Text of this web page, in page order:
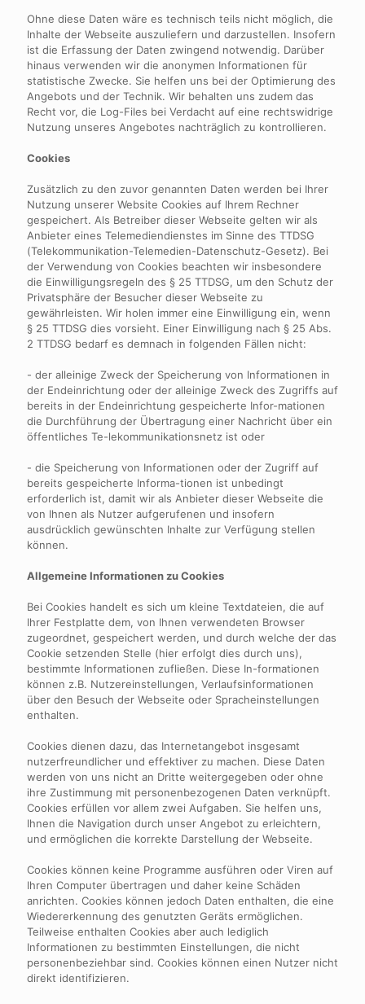
Ohne diese Daten wäre es technisch teils nicht möglich, die
Inhalte der Webseite auszuliefern und darzustellen. Insofern
ist die Erfassung der Daten zwingend notwendig. Darüber
hinaus verwenden wir die anonymen Informationen für
statistische Zwecke. Sie helfen uns bei der Optimierung des
Angebots und der Technik. Wir behalten uns zudem das
Recht vor, die Log-Files bei Verdacht auf eine rechtswidrige
Nutzung unseres Angebotes nachträglich zu kontrollieren.
Cookies
Zusätzlich zu den zuvor genannten Daten werden bei Ihrer
Nutzung unserer Website Cookies auf Ihrem Rechner
gespeichert. Als Betreiber dieser Webseite gelten wir als
Anbieter eines Telemediendienstes im Sinne des TTDSG
(Telekommunikation-Telemedien-Datenschutz-Gesetz). Bei
der Verwendung von Cookies beachten wir insbesondere
die Einwilligungsregeln des § 25 TTDSG, um den Schutz der
Privatsphäre der Besucher dieser Webseite zu
gewährleisten. Wir holen immer eine Einwilligung ein, wenn
§ 25 TTDSG dies vorsieht. Einer Einwilligung nach § 25 Abs.
2 TTDSG bedarf es demnach in folgenden Fällen nicht:
- der alleinige Zweck der Speicherung von Informationen in
der Endeinrichtung oder der alleinige Zweck des Zugriffs auf
bereits in der Endeinrichtung gespeicherte Infor-mationen
die Durchführung der Übertragung einer Nachricht über ein
öffentliches Te-lekommunikationsnetz ist oder
- die Speicherung von Informationen oder der Zugriff auf
bereits gespeicherte Informa-tionen ist unbedingt
erforderlich ist, damit wir als Anbieter dieser Webseite die
von Ihnen als Nutzer aufgerufenen und insofern
ausdrücklich gewünschten Inhalte zur Verfügung stellen
können.
Allgemeine Informationen zu Cookies
Bei Cookies handelt es sich um kleine Textdateien, die auf
Ihrer Festplatte dem, von Ihnen verwendeten Browser
zugeordnet, gespeichert werden, und durch welche der das
Cookie setzenden Stelle (hier erfolgt dies durch uns),
bestimmte Informationen zufließen. Diese In-formationen
können z.B. Nutzereinstellungen, Verlaufsinformationen
über den Besuch der Webseite oder Spracheinstellungen
enthalten.
Cookies dienen dazu, das Internetangebot insgesamt
nutzerfreundlicher und effektiver zu machen. Diese Daten
werden von uns nicht an Dritte weitergegeben oder ohne
ihre Zustimmung mit personenbezogenen Daten verknüpft.
Cookies erfüllen vor allem zwei Aufgaben. Sie helfen uns,
Ihnen die Navigation durch unser Angebot zu erleichtern,
und ermöglichen die korrekte Darstellung der Webseite.
Cookies können keine Programme ausführen oder Viren auf
Ihren Computer übertragen und daher keine Schäden
anrichten. Cookies können jedoch Daten enthalten, die eine
Wiedererkennung des genutzten Geräts ermöglichen.
Teilweise enthalten Cookies aber auch lediglich
Informationen zu bestimmten Einstellungen, die nicht
personenbeziehbar sind. Cookies können einen Nutzer nicht
direkt identifizieren.